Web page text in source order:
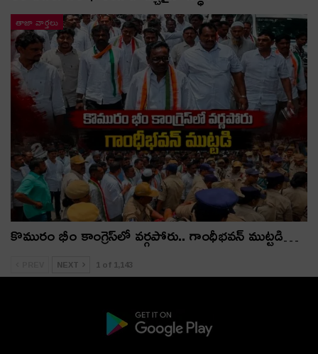
తాజా వార్తలు
కొమురం భీం కాంగ్రెస్‌లో వర్గపోరు.. గాంధీభవన్ ముట్టడి…
NEXT 1 of 1,143